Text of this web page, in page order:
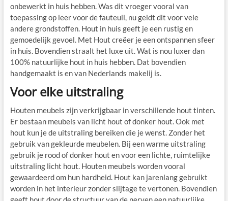
onbewerkt in huis hebben. Was dit vroeger vooral van
toepassing op leer voor de fauteuil, nu geldt dit voor vele
andere grondstoffen. Hout in huis geeft je een rustig en
gemoedelijk gevoel. Met Hout creëer je een ontspannen sfeer
in huis. Bovendien straalt het luxe uit. Wat is nou luxer dan
100% natuurlijke hout in huis hebben. Dat bovendien
handgemaakt is en van Nederlands makelij is.
Voor elke uitstraling
Houten meubels zijn verkrijgbaar in verschillende hout tinten.
Er bestaan meubels van licht hout of donker hout. Ook met
hout kun je de uitstraling bereiken die je wenst. Zonder het
gebruik van gekleurde meubelen. Bij een warme uitstraling
gebruik je rood of donker hout en voor een lichte, ruimtelijke
uitstraling licht hout. Houten meubels worden vooral
gewaardeerd om hun hardheid. Hout kan jarenlang gebruikt
worden in het interieur zonder slijtage te vertonen. Bovendien